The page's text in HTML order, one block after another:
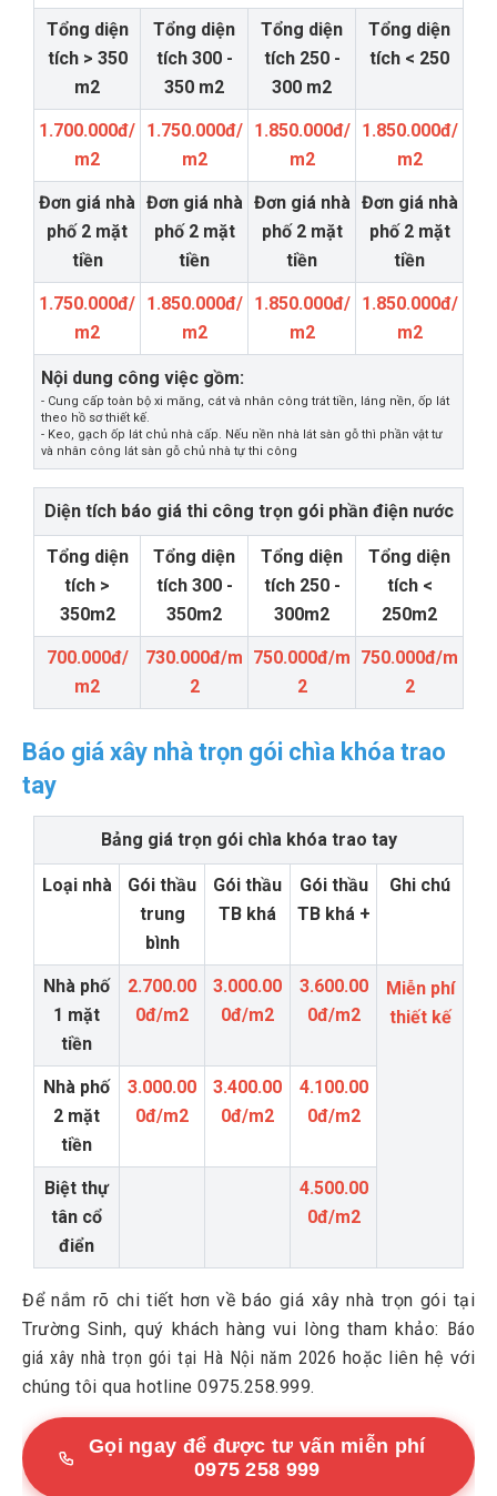
Tổng diện
tích > 350
m2
Tổng diện
tích 300 -
350 m2
Tổng diện
tích 250 -
300 m2
Tổng diện
tích < 250
1.700.000đ/
m2
1.750.000đ/
m2
1.850.000đ/
m2
1.850.000đ/
m2
Đơn giá nhà
phố 2 mặt
tiền
Đơn giá nhà
phố 2 mặt
tiền
Đơn giá nhà
phố 2 mặt
tiền
Đơn giá nhà
phố 2 mặt
tiền
1.750.000đ/
m2
1.850.000đ/
m2
1.850.000đ/
m2
1.850.000đ/
m2
Nội dung công việc gồm:
- Cung cấp toàn bộ xi măng, cát và nhân công trát tiền, láng nền, ốp lát
theo hồ sơ thiết kế.
- Keo, gạch ốp lát chủ nhà cấp. Nếu nền nhà lát sàn gỗ thì phần vật tư
và nhân công lát sàn gỗ chủ nhà tự thi công
Diện tích báo giá thi công trọn gói phần điện nước
Tổng diện
tích >
350m2
Tổng diện
tích 300 -
350m2
Tổng diện
tích 250 -
300m2
Tổng diện
tích <
250m2
700.000đ/
m2
730.000đ/m
2
750.000đ/m
2
750.000đ/m
2
Báo giá xây nhà trọn gói chìa khóa trao
tay
Bảng giá trọn gói chìa khóa trao tay
Loại nhà
Gói thầu
trung
bình
Gói thầu
TB khá
Gói thầu
TB khá +
Ghi chú
Nhà phố
1 mặt
tiền
2.700.00
0đ/m2
3.000.00
0đ/m2
3.600.00
0đ/m2
Miễn phí
thiết kế
Nhà phố
2 mặt
tiền
3.000.00
0đ/m2
3.400.00
0đ/m2
4.100.00
0đ/m2
Biệt thự
tân cổ
điển
4.500.00
0đ/m2
Để nắm rõ chi tiết hơn về báo giá xây nhà trọn gói tại
Trường Sinh, quý khách hàng vui lòng tham khảo: Báo
giá xây nhà trọn gói tại Hà Nội năm 2026 hoặc liên hệ với
chúng tôi qua hotline 0975.258.999.
Gọi ngay để được tư vấn miễn phí
0975 258 999